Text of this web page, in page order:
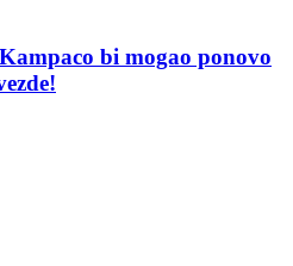
bi mogao ponovo